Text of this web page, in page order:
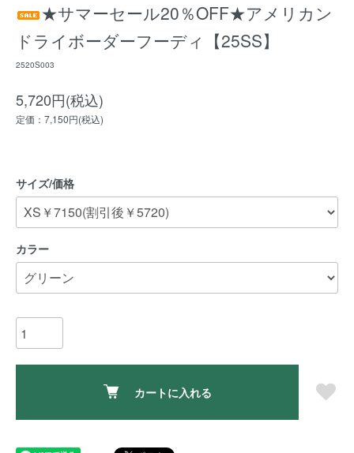
★サマーセール20％OFF★アメリカン
ドライボーダーフーディ【25SS】
2520S003
5,720円(税込)
定価：7,150円(税込)
サイズ/価格
カラー
カートに入れる